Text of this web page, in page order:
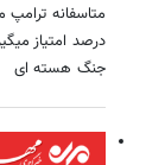
درصد امتیاز
جنگ هسته ای